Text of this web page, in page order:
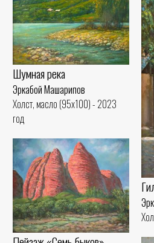
Шумная река
Эркабой Машарипов
Холст, масло (95x100) - 2023
год